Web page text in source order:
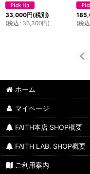
33,000円(税別)
(税込 : 36,300円)
(税込
ホーム
マイページ
FAITH本店 SHOP概要
FAITH LAB. SHOP概要
ご利用案内